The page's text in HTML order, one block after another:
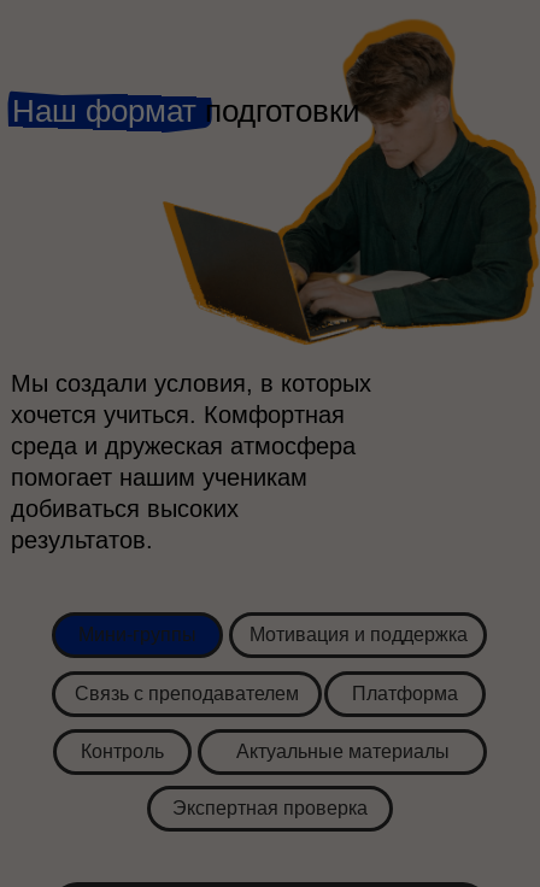
Мы создали условия, в которых
хочется учиться. Комфортная
среда и дружеская атмосфера
помогает нашим ученикам
добиваться высоких
результатов.
Наш формат подготовки
Мини-группы
Платформа
Мотивация и поддержка
Контроль
Связь с преподавателем
Актуальные материалы
Экспертная проверка